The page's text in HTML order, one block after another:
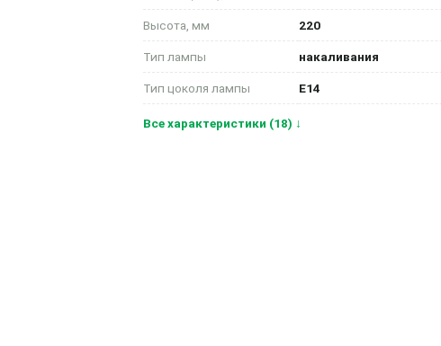
Высота, мм 220
Тип лампы накаливания
Тип цоколя лампы E14
Все характеристики (18) ↓